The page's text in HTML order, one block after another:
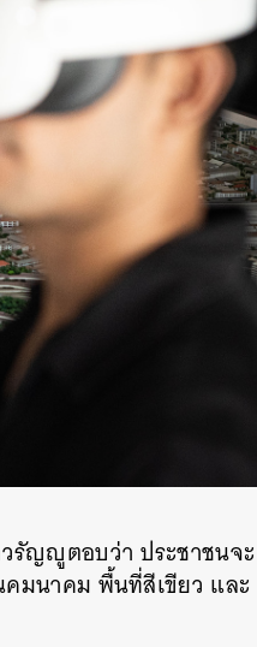
วรัญญูตอบว่า ประชาชนจะ
คมนาคม พื้นที่สีเขียว และ